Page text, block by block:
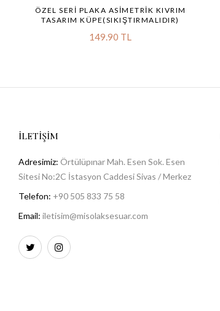
ÖZEL SERI PLAKA ASIMETRIK KIVRIM
TASARIM KÜPE(SIKIŞTIRMALIDIR)
149.90 TL
İLETIŞIM
Adresimiz: Örtülüpınar Mah. Esen Sok. Esen
Sitesi No:2C İstasyon Caddesi Sivas / Merkez
Telefon: +90 505 833 75 58
Email: iletisim@misolaksesuar.com